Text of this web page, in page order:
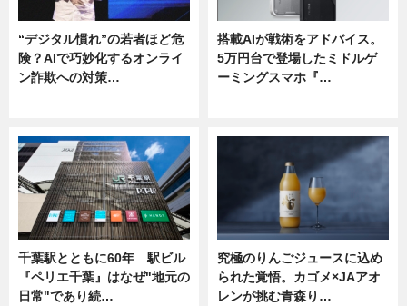
“デジタル慣れ”の若者ほど危
険？AIで巧妙化するオンライ
ン詐欺への対策…
搭載AIが戦術をアドバイス。
5万円台で登場したミドルゲ
ーミングスマホ『…
千葉駅とともに60年 駅ビル
『ペリエ千葉』はなぜ"地元の
日常"であり続…
究極のりんごジュースに込め
られた覚悟。カゴメ×JAアオ
レンが挑む青森り…